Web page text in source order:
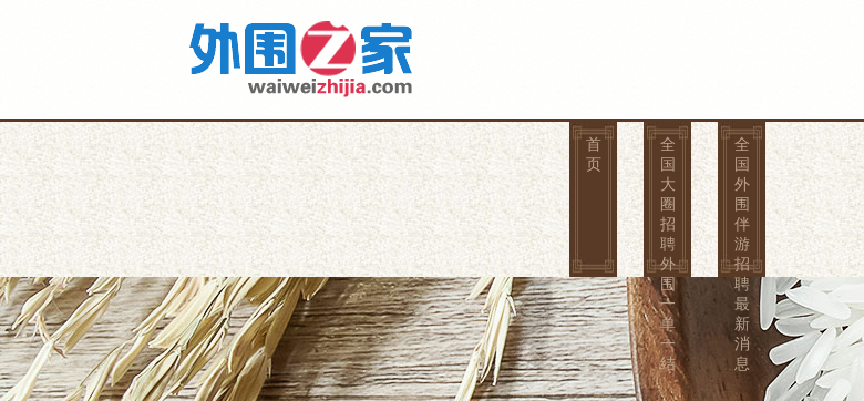
首
页
全
国
大
圈
招
聘
外
围
一
单
一
结
全
国
外
围
伴
游
招
聘
最
新
消
息